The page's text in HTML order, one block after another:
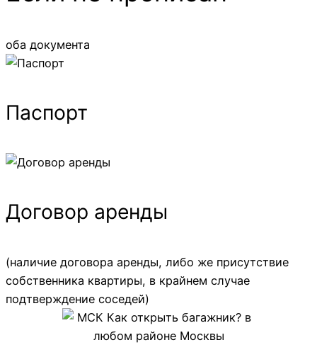
оба документа
Паспорт
Договор аренды
(наличие договора аренды, либо же присутствие
собственника квартиры, в крайнем случае
подтверждение соседей)